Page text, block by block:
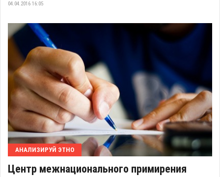
04.04.2016 16:05
АНАЛИЗИРУЙ ЭТНО
Центр межнационального примирения